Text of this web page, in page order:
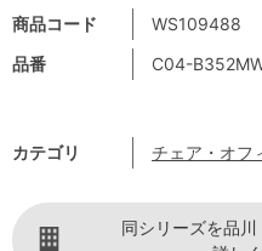
商品コード
WS109488
品番
C04-
カテゴリ チェア・オフ
同シリーズを品